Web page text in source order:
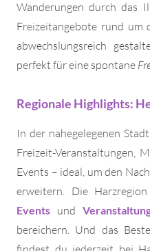
Wanderungen durch das
Freizeitangebote rund um
abwechslungsreich
perfekt für eine spontane
Regionale Highlights:
In der nahegelegenen
Freizeit-Veranstaltungen,
Events – ideal, um den
erweitern. Die
Events und
bereichern. Und das